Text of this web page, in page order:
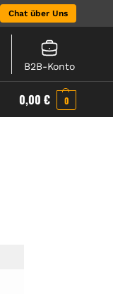
Chat über Uns
B2B-Konto
0,00 € 0